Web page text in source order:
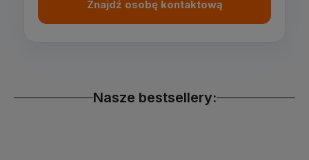
Znajdź osobę kontaktową
Nasze bestsellery: